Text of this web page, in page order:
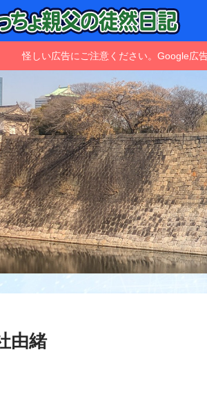
怪しい広告にご注意ください。Google広
由緒